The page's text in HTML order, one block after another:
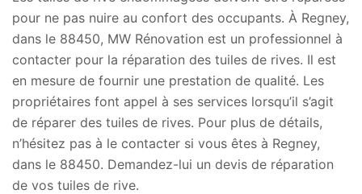
pour ne pas nuire au confort des occupants. À Regney,
dans le 88450, MW Rénovation est un professionnel à
contacter pour la réparation des tuiles de rives. Il est
en mesure de fournir une prestation de qualité. Les
propriétaires font appel à ses services lorsqu’il s’agit
de réparer des tuiles de rives. Pour plus de détails,
n’hésitez pas à le contacter si vous êtes à Regney,
dans le 88450. Demandez-lui un devis de réparation
de vos tuiles de rive.